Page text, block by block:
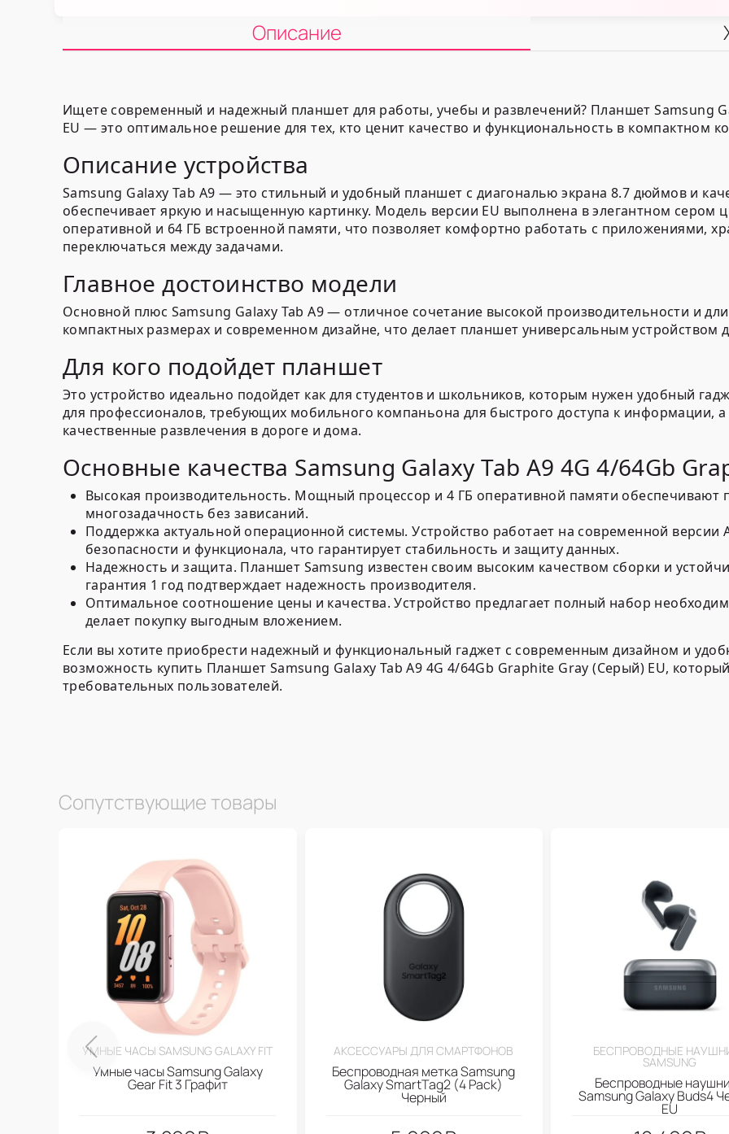
Описание
Ищете современный и надежный планшет для работы, учебы и развлечений? Планшет Samsung
EU — это оптимальное решение для тех, кто ценит качество и функциональность в компактном
Описание устройства
Samsung Galaxy Tab A9 — это стильный и удобный планшет с диагональю экрана 8.7 дюймов и
обеспечивает яркую и насыщенную картинку. Модель версии EU выполнена в элегантном сером
оперативной и 64 ГБ встроенной памяти, что позволяет комфортно работать с приложениями,
переключаться между задачами.
Главное достоинство модели
Основной плюс Samsung Galaxy Tab A9 — отличное сочетание высокой производительности и
компактных размерах и современном дизайне, что делает планшет универсальным устройством
Для кого подойдет планшет
Это устройство идеально подойдет как для студентов и школьников, которым нужен удобный
для профессионалов, требующих мобильного компаньона для быстрого доступа к информации,
качественные развлечения в дороге и дома.
Основные качества Samsung Galaxy Tab A9 4G 4/64Gb
Высокая производительность. Мощный процессор и 4 ГБ оперативной памяти обеспечивают
многозадачность без зависаний.
Поддержка актуальной операционной системы. Устройство работает на современной
безопасности и функционала, что гарантирует стабильность и защиту данных.
Надежность и защита. Планшет Samsung известен своим высоким качеством сборки и
гарантия 1 год подтверждает надежность производителя.
Оптимальное соотношение цены и качества. Устройство предлагает полный набор
делает покупку выгодным вложением.
Если вы хотите приобрести надежный и функциональный гаджет с современным дизайном и
возможность купить Планшет Samsung Galaxy Tab A9 4G 4/64Gb Graphite Gray (Серый) EU,
требовательных пользователей.
Сопутствующие товары
УМНЫЕ ЧАСЫ SAMSUNG GALAXY FIT
Умные часы Samsung Galaxy
Gear Fit 3 Графит
АКСЕССУАРЫ ДЛЯ СМАРТФОНОВ
Беспроводная метка Samsung
Galaxy SmartTag2 (4 Pack)
Черный
БЕСПРОВОДНЫЕ
SAMSUNG
Беспроводные
Samsung Galaxy Buds4
EU